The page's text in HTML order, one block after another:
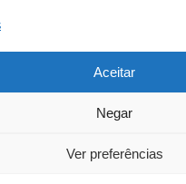
Aceitar
Negar
Ver preferências
e Condições
reservados.